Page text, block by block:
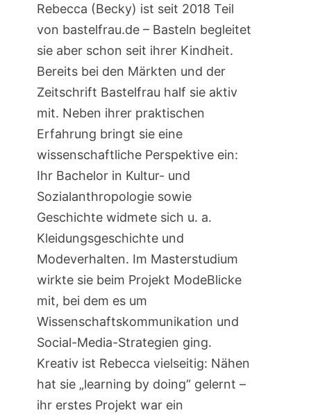
Rebecca (Becky) ist seit 2018 Teil
von bastelfrau.de – Basteln begleitet
sie aber schon seit ihrer Kindheit.
Bereits bei den Märkten und der
Zeitschrift Bastelfrau half sie aktiv
mit. Neben ihrer praktischen
Erfahrung bringt sie eine
wissenschaftliche Perspektive ein:
Ihr Bachelor in Kultur- und
Sozialanthropologie sowie
Geschichte widmete sich u. a.
Kleidungsgeschichte und
Modeverhalten. Im Masterstudium
wirkte sie beim Projekt ModeBlicke
mit, bei dem es um
Wissenschaftskommunikation und
Social-Media-Strategien ging.
Kreativ ist Rebecca vielseitig: Nähen
hat sie „learning by doing“ gelernt –
ihr erstes Projekt war ein